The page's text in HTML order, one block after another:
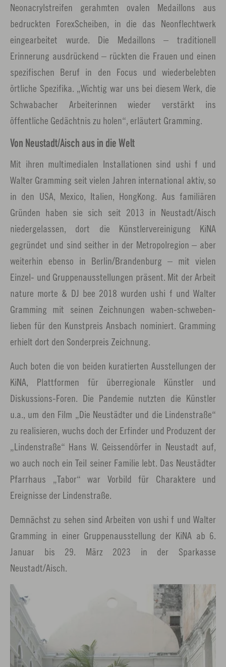
Neonacrylstreifen gerahmten ovalen Medaillons aus
bedruckten ForexScheiben, in die das Neonflechtwerk
eingearbeitet wurde. Die Medaillons – traditionell
Erinnerung ausdrückend – rückten die Frauen und einen
spezifischen Beruf in den Focus und wiederbelebten
örtliche Spezifika. „Wichtig war uns bei diesem Werk, die
Schwabacher Arbeiterinnen wieder verstärkt ins
öffentliche Gedächtnis zu holen“, erläutert Gramming.
Von Neustadt/Aisch aus in die Welt
Mit ihren multimedialen Installationen sind ushi f und
Walter Gramming seit vielen Jahren international aktiv, so
in den USA, Mexico, Italien, HongKong. Aus familiären
Gründen haben sie sich seit 2013 in Neustadt/Aisch
niedergelassen, dort die Künstlervereinigung KiNA
gegründet und sind seither in der Metropolregion – aber
weiterhin ebenso in Berlin/Brandenburg – mit vielen
Einzel- und Gruppenausstellungen präsent. Mit der Arbeit
nature morte & DJ bee 2018 wurden ushi f und Walter
Gramming mit seinen Zeichnungen waben-schweben-
lieben für den Kunstpreis Ansbach nominiert. Gramming
erhielt dort den Sonderpreis Zeichnung.
Auch boten die von beiden kuratierten Ausstellungen der
KiNA, Plattformen für überregionale Künstler und
Diskussions-Foren. Die Pandemie nutzten die Künstler
u.a., um den Film „Die Neustädter und die Lindenstraße“
zu realisieren, wuchs doch der Erfinder und Produzent der
„Lindenstraße“ Hans W. Geissendörfer in Neustadt auf,
wo auch noch ein Teil seiner Familie lebt. Das Neustädter
Pfarrhaus „Tabor“ war Vorbild für Charaktere und
Ereignisse der Lindenstraße.
Demnächst zu sehen sind Arbeiten von ushi f und Walter
Gramming in einer Gruppenausstellung der KiNA ab 6.
Januar bis 29. März 2023 in der Sparkasse
Neustadt/Aisch.